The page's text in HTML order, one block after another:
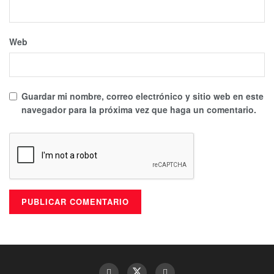
Web
Guardar mi nombre, correo electrónico y sitio web en este
navegador para la próxima vez que haga un comentario.